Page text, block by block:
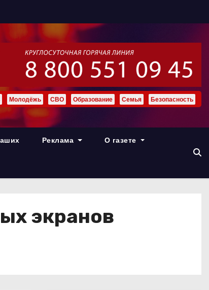
Молодёжь СВО Образование Семья Безопасность
Реклама О газете
экранов